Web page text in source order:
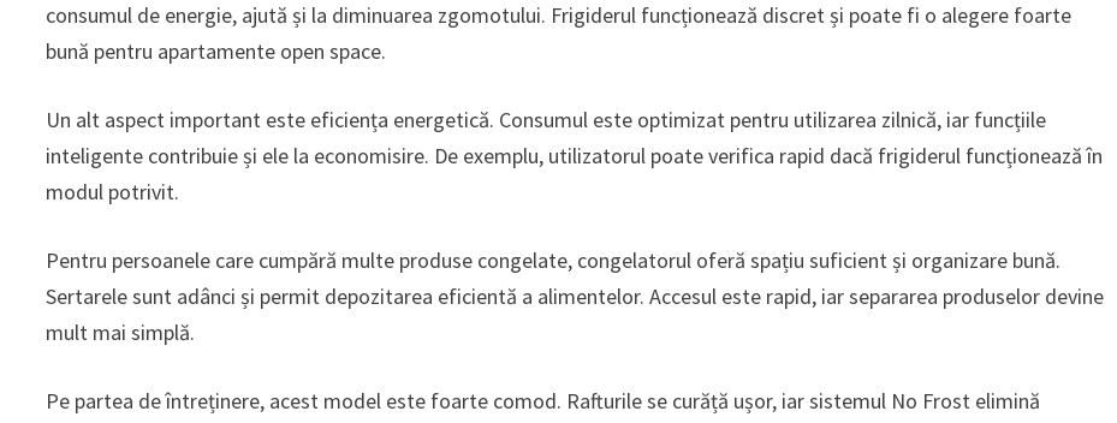
consumul de energie, ajută și la diminuarea zgomotului. Frigiderul funcționează discret și poate fi o alegere foarte
bună pentru apartamente open space.
Un alt aspect important este eficiența energetică. Consumul este optimizat pentru utilizarea zilnică, iar funcțiile
inteligente contribuie și ele la economisire. De exemplu, utilizatorul poate verifica rapid dacă frigiderul funcționează în
modul potrivit.
Pentru persoanele care cumpără multe produse congelate, congelatorul oferă spațiu suficient și organizare bună.
Sertarele sunt adânci și permit depozitarea eficientă a alimentelor. Accesul este rapid, iar separarea produselor devine
mult mai simplă.
Pe partea de întreținere, acest model este foarte comod. Rafturile se curăță ușor, iar sistemul No Frost elimină